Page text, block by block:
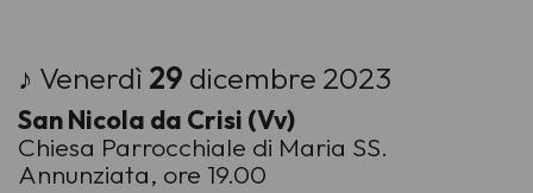
♪ Venerdì 29 dicembre 2023
San Nicola da Crisi (Vv)
Chiesa Parrocchiale di Maria SS.
Annunziata, ore 19.00